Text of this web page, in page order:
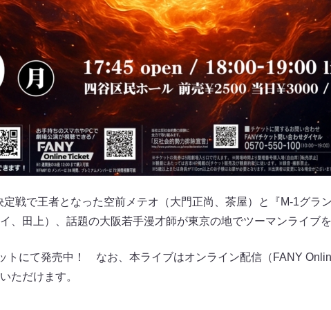
戦で王者となった空前メテオ（大門正尚、茶屋）と『M-1グラ
、田上）、話題の大阪若手漫才師が東京の地でツーマンライブを
トにて発売中！ なお、本ライブはオンライン配信（FANY
ただけます。